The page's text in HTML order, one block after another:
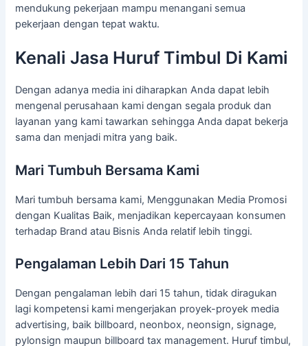
mendukung pekerjaan mampu menangani semua
pekerjaan dengan tepat waktu.
Kenali Jasa Huruf Timbul Di Kami
Dengan adanya media ini diharapkan Anda dapat lebih
mengenal perusahaan kami dengan segala produk dan
layanan yang kami tawarkan sehingga Anda dapat bekerja
sama dan menjadi mitra yang baik.
Mari Tumbuh Bersama Kami
Mari tumbuh bersama kami, Menggunakan Media Promosi
dengan Kualitas Baik, menjadikan kepercayaan konsumen
terhadap Brand atau Bisnis Anda relatif lebih tinggi.
Pengalaman Lebih Dari 15 Tahun
Dengan pengalaman lebih dari 15 tahun, tidak diragukan
lagi kompetensi kami mengerjakan proyek-proyek media
advertising, baik billboard, neonbox, neonsign, signage,
pylonsign maupun billboard tax management. Huruf timbul,